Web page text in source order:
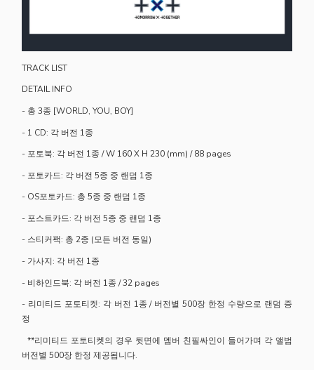
TRACK LIST
DETAIL INFO
- 총 3종 [WORLD, YOU, BOY]
- 1 CD: 각 버전 1종
- 포토북: 각 버전 1종 / W 160 X H 230 (mm) / 88 pages
- 포토카드: 각 버전 5종 중 랜덤 1종
- OS포토카드: 총 5종 중 랜덤 1종
- 포스트카드: 각 버전 5종 중 랜덤 1종
- 스티커팩: 총 2종 (모든 버전 동일)
- 가사지: 각 버전 1종
- 비하인드북: 각 버전 1종 / 32 pages
- 리미티드 포토티켓: 각 버전 1종 / 버전별 500장 한정 수량으로 랜덤 증
정
**리미티드 포토티켓의 경우 뒷면에 멤버 친필싸인이 들어가며 각 앨범
버전별 500장 한정 제공됩니다.